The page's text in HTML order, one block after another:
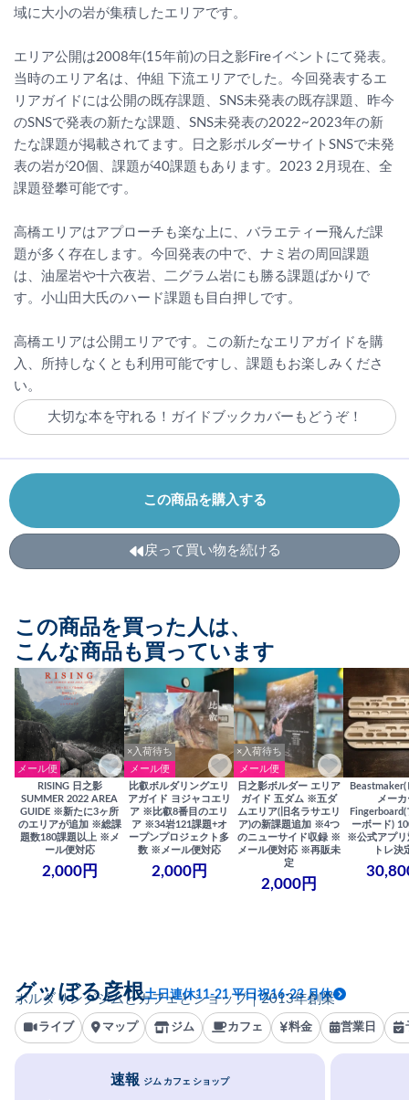
域に大小の岩が集積したエリアです。
エリア公開は2008年(15年前)の日之影Fireイベントにて発表。
当時のエリア名は、仲組 下流エリアでした。今回発表するエ
リアガイドには公開の既存課題、SNS未発表の既存課題、昨今
のSNSで発表の新たな課題、SNS未発表の2022~2023年の新
たな課題が掲載されてます。日之影ボルダーサイトSNSで未発
表の岩が20個、課題が40課題もあります。2023 2月現在、全
課題登攀可能です。
高橋エリアはアプローチも楽な上に、バラエティー飛んだ課
題が多く存在します。今回発表の中で、ナミ岩の周回課題
は、油屋岩や十六夜岩、二グラム岩にも勝る課題ばかりで
す。小山田大氏のハード課題も目白押しです。
高橋エリアは公開エリアです。この新たなエリアガイドを購
入、所持しなくとも利用可能ですし、課題もお楽しみくださ
い。
大切な本を守れる！ガイドブックカバーもどうぞ！
この商品を購入する
戻って買い物を続ける
この商品を買った人は、
こんな商品も買っています
メール便
RISING 日之影
SUMMER 2022 AREA
GUIDE ※新たに3ヶ所
のエリアが追加 ※総課
題数180課題以上 ※メ
ール便対応
2,000円
×入荷待ち
メール便
比叡ボルダリングエリ
アガイド ヨジャコエリ
ア ※比叡8番目のエリ
ア ※34岩121課題+オ
ープンプロジェクト多
数 ※メール便対応
2,000円
×入荷待ち
メール便
日之影ボルダー エリア
ガイド 五ダム ※五ダ
ムエリア(旧名ラサエリ
ア)の新課題追加 ※4つ
のニューサイド収録 ※
メール便対応 ※再販未
定
2,000円
メーカ
ーボード)
※公式アプ
トレ決
ボルダリングジムとカフェとショップ｜2013年創業
グッぼる彦根土日連休11-21 平日祝16-23 月休
ライブ マップ ジム カフェ 料金 営業日
速報 ジム カフェ ショップ